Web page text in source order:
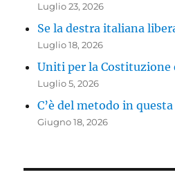
Luglio 23, 2026
Se la destra italiana
Luglio 18, 2026
Uniti per la Costituzione
Luglio 5, 2026
C’è del metodo in
Giugno 18, 2026